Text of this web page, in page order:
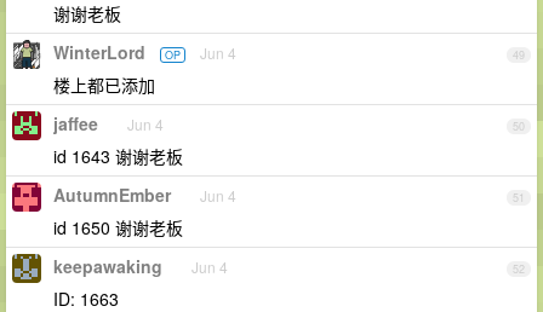
谢谢老板
49
WinterLord OP Jun 4
楼上都已添加
50
jaffee Jun 4
id 1643 谢谢老板
51
AutumnEmber Jun 4
id 1650 谢谢老板
52
keepawaking Jun 4
ID: 1663